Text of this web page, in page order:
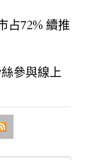
占72% 續推
參與線上